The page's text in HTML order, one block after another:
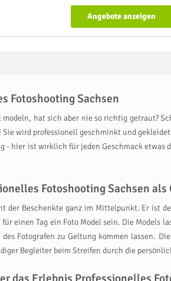
Angebote anzeigen
Fotoshooting Sachsen
hat sich aber nie so richtig getraut?
Sie wird professionell geschminkt und
- hier ist wirklich für jeden Geschmack etwas
Fotoshooting Sachsen
der Beschenkte ganz im Mittelpunkt. Er ist
einen Tag ein Foto Model sein. Die Models
Fotografen zu Geltung kommen lassen.
Begleiter beim Streifen durch die